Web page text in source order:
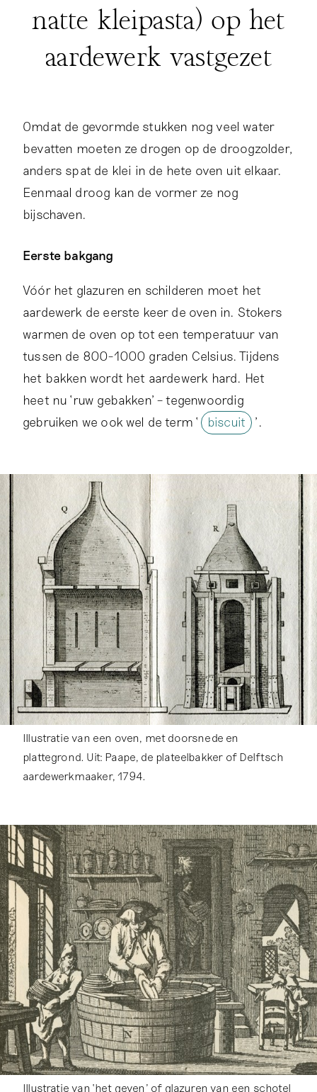
natte kleipasta) op het
aardewerk vastgezet
Omdat de gevormde stukken nog veel water
bevatten moeten ze drogen op de droogzolder,
anders spat de klei in de hete oven uit elkaar.
Eenmaal droog kan de vormer ze nog
bijschaven.
Eerste bakgang
Vóór het glazuren en schilderen moet het
aardewerk de eerste keer de oven in. Stokers
warmen de oven op tot een temperatuur van
tussen de 800-1000 graden Celsius. Tijdens
het bakken wordt het aardewerk hard. Het
heet nu ‘ruw gebakken’ – tegenwoordig
gebruiken we ook wel de term ‘
biscuit ’.
Illustratie van een oven, met doorsnede en
plattegrond. Uit: Paape, de plateelbakker of Delftsch
aardewerkmaaker, 1794.
Illustratie van ‘het geven’ of glazuren van een schotel